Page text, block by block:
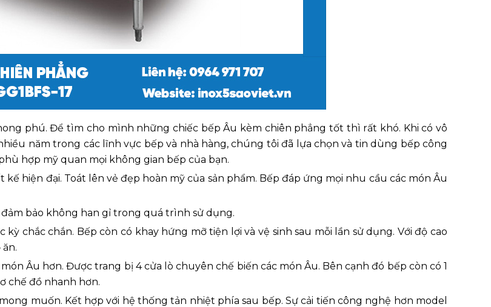
phú. Để tìm cho mình những chiếc bếp Âu kèm chiên phẳng tốt thì rất khó. Khi có vô
năm trong các lĩnh vực bếp và nhà hàng, chúng tôi đã lựa chọn và tin dùng bếp công
hợp mỹ quan mọi không gian bếp của bạn.
kế hiện đại. Toát lên vẻ đẹp hoàn mỹ của sản phẩm. Bếp đáp ứng mọi nhu cầu các món Âu
bảo không han gỉ trong quá trình sử dụng.
chắc chắn. Bếp còn có khay hứng mỡ tiện lợi và vệ sinh sau mỗi lần sử dụng. Với độ cao
Âu hơn. Được trang bị 4 cửa lò chuyên chế biến các món Âu. Bên cạnh đó bếp còn có 1
chế đồ nhanh hơn.
muốn. Kết hợp với hệ thống tản nhiệt phía sau bếp. Sự cải tiến công nghệ hơn model